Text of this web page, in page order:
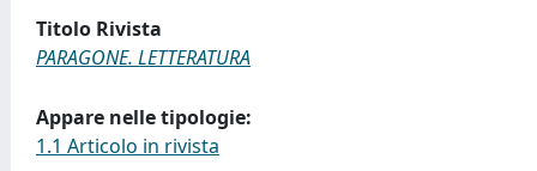
Titolo Rivista
PARAGONE. LETTERATURA
Appare nelle tipologie:
1.1 Articolo in rivista